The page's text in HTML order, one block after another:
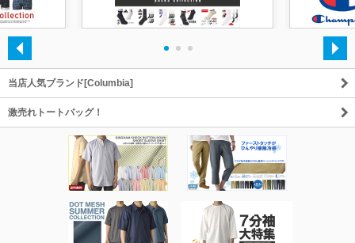
当店人気ブランド[Columbia]
激売れトートバッグ！